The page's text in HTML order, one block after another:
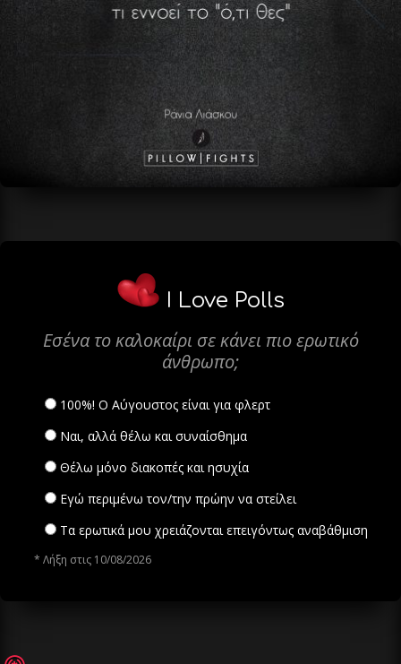
I Love Polls
Εσένα το καλοκαίρι σε κάνει πιο ερωτικό
άνθρωπο;
100%! Ο Αύγουστος είναι για φλερτ
Ναι, αλλά θέλω και συναίσθημα
Θέλω μόνο διακοπές και ησυχία
Εγώ περιμένω τον/την πρώην να στείλει
Τα ερωτικά μου χρειάζονται επειγόντως αναβάθμιση
* Λήξη στις 10/08/2026